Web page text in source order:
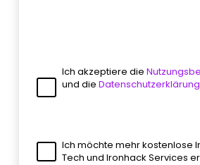
Ich akzeptiere die
und die Datenschutzerklärung
Ich möchte mehr kostenlose
Tech und Ironhack Services